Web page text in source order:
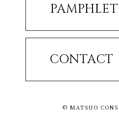
PAMPHLET
CONTACT
© MATSUO